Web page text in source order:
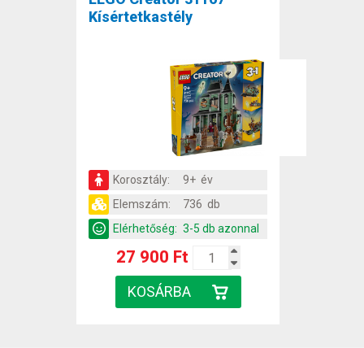
Kísértetkastély
Korosztály:
9+ év
Elemszám:
736 db
Elérhetőség: 3-5 db azonnal
27 900 Ft